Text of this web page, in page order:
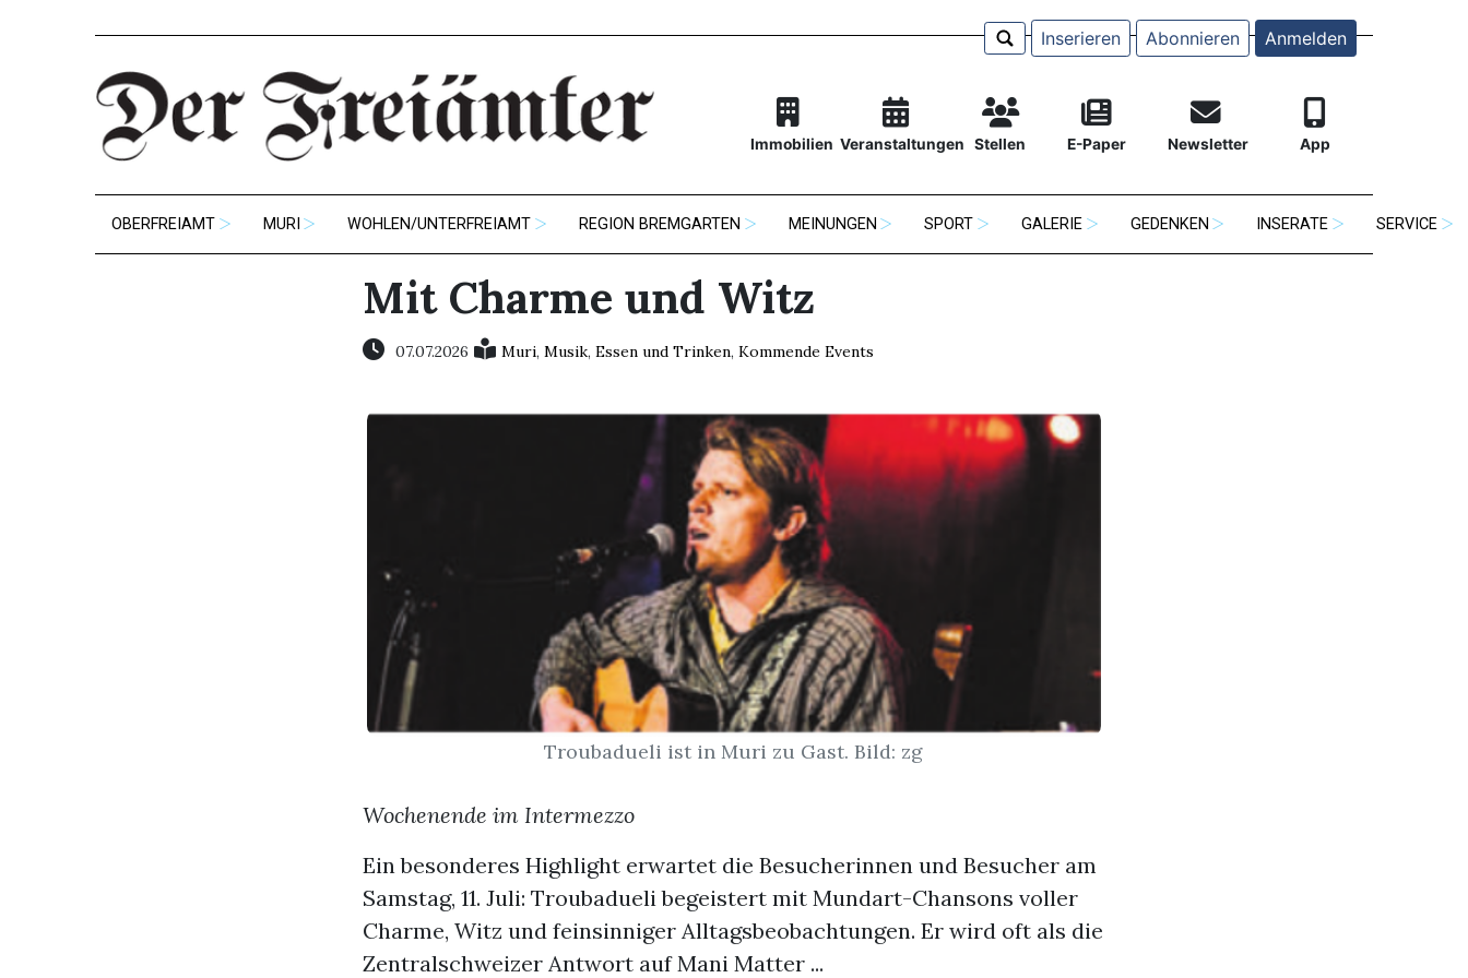
Inserieren Abonnieren Anmelden
Immobilien Veranstaltungen Stellen E-Paper Newsletter App
OBERFREIAMT MURI WOHLEN/UNTERFREIAMT REGION BREMGARTEN MEINUNGEN SPORT GALERIE GEDENKEN INSERATE SERVICE
Mit Charme und Witz
07.07.2026 Muri, Musik, Essen und Trinken, Kommende Events
Troubadueli ist in Muri zu Gast. Bild: zg
Wochenende im Intermezzo
Ein besonderes Highlight erwartet die Besucherinnen und Besucher am
Samstag, 11. Juli: Troubadueli begeistert mit Mundart-Chansons voller
Charme, Witz und feinsinniger Alltagsbeobachtungen. Er wird oft als die
Zentralschweizer Antwort auf Mani Matter ...